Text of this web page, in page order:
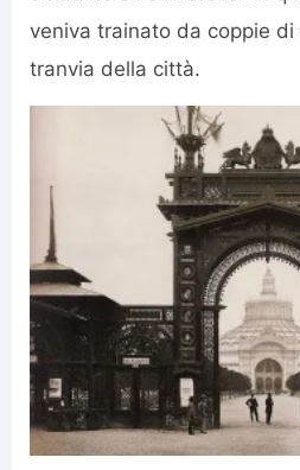
veniva trainato da coppie di
tranvia della città.